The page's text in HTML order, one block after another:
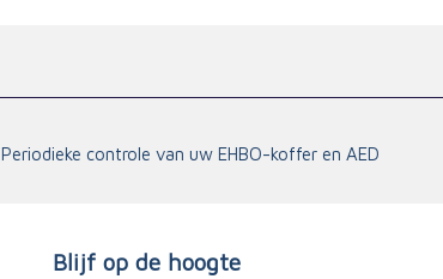
Periodieke controle van uw EHBO-koffer en AED
Blijf op de hoogte